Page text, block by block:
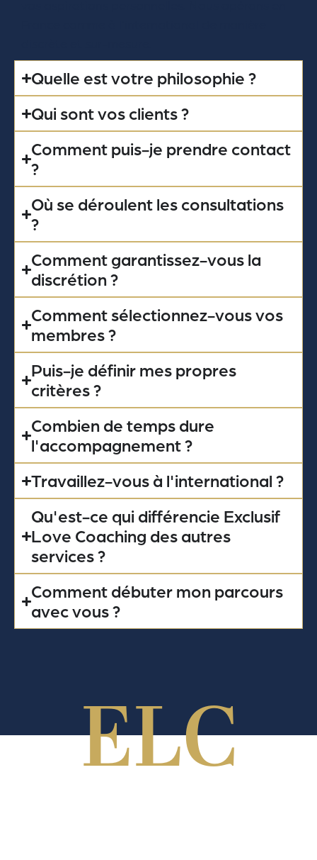
Quelle est votre philosophie ?
Qui sont vos clients ?
Comment puis-je prendre contact
?
Où se déroulent les consultations
?
Comment garantissez-vous la
discrétion ?
Comment sélectionnez-vous vos
membres ?
Puis-je définir mes propres
critères ?
Combien de temps dure
l'accompagnement ?
Travaillez-vous à l'international ?
Qu'est-ce qui différencie Exclusif
Love Coaching des autres
services ?
Comment débuter mon parcours
avec vous ?